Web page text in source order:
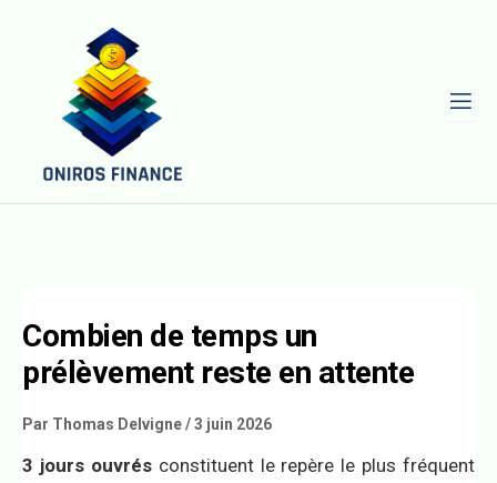
Combien de temps un
prélèvement reste en attente
Par Thomas Delvigne/3 juin 2026
3 jours ouvrésconstituent le repère le plus fréquent